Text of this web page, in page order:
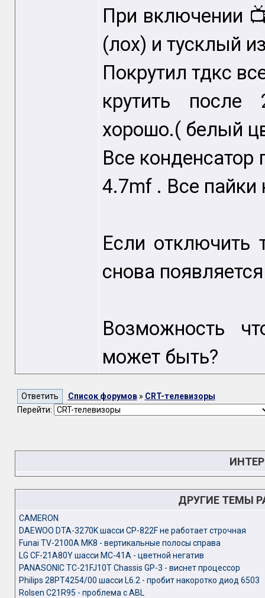
При включении
(лох) и тусклый
Покрутил тдкс
крутить после
хорошо.( белый
Все
4.7mf . Все пайки
Если отключить
снова
Возможность
может быть?
Список форумов» CRT-телевизоры
Перейти:
ДРУГИЕ ТЕМЫ
CAMERON
DAEWOO DTA-3270K шасси CP-822F не работает строчная
Funai TV-2100A MK8 - вертикальные полосы справа
LG CF-21A80Y шасси MC-41A - цветной негатив
PANASONIC TC-21FJ10T Chassis GP-3 - виснет процессор
Philips 28PT4254/00 шасси L6.2 - пробит накоротко диод 6503
Rolsen C21R95 - проблема с ABL